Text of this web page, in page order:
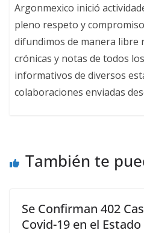
Argonmexico inició
pleno respeto y
difundimos de manera libre
crónicas y notas de todos
informativos de diversos
colaboraciones enviadas
También te
Se Confirman 402
Covid-19 en el Estado